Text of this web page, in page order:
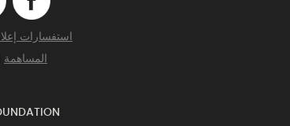
استفسارات
المساهمة